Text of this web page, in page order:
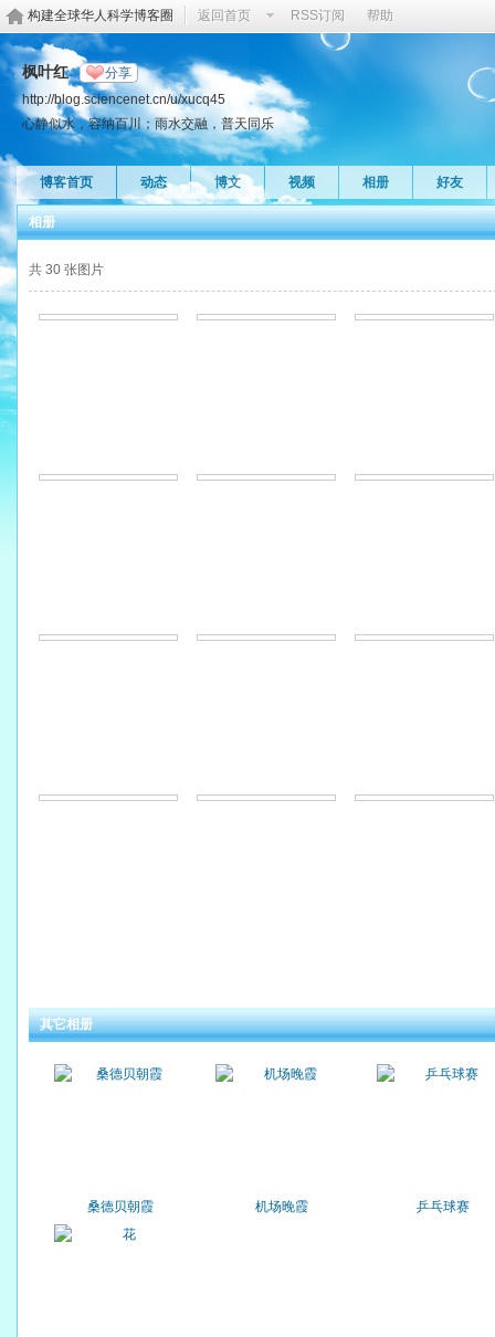
构建全球华人科学博客圈 返回首页 RSS订阅 帮助
枫叶红 分享
http://blog.sciencenet.cn/u/xucq45
心静似水，容纳百川；雨水交融，普天同乐
博客首页 动态 博文 视频 相册 好友
相册
共 30 张图片
其它相册
桑德贝朝霞 机场晚霞 乒乓球赛